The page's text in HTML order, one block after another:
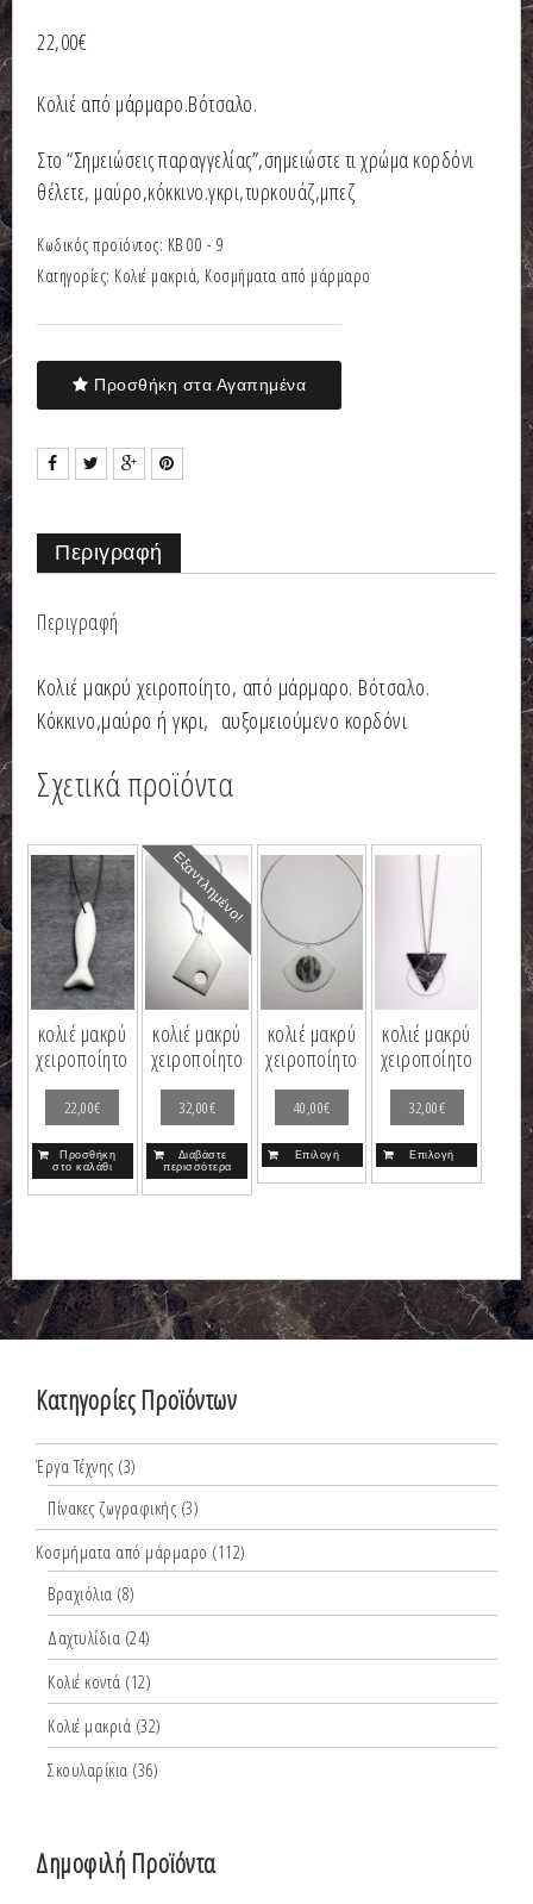
22,00€
Κολιέ από μάρμαρο.Βότσαλο.
Στο “Σημειώσεις παραγγελίας”,σημειώστε τι χρώμα κορδόνι
θέλετε, μαύρο,κόκκινο.γκρι,τυρκουάζ,μπεζ
Κωδικός προϊόντος: ΚΒ 00 - 9
Κατηγορίες: Κολιέ μακριά, Κοσμήματα από μάρμαρο
Προσθήκη στα Αγαπημένα
Περιγραφή
Περιγραφή
Κολιέ μακρύ χειροποίητο, από μάρμαρο. Βότσαλο.
Κόκκινο,μαύρο ή γκρι, αυξομειούμενο κορδόνι
Σχετικά προϊόντα
κολιέ μακρύ
χειροποίητο
22,00€
Προσθήκη
στο καλάθι
Εξαντλημένο!
κολιέ μακρύ
χειροποίητο
32,00€
Διαβάστε
περισσότερα
κολιέ μακρύ
χειροποίητο
40,00€
Επιλογή
κολιέ μακρύ
χειροποίητο
32,00€
Επιλογή
Κατηγορίες Προϊόντων
Έργα Τέχνης (3)
Πίνακες ζωγραφικής (3)
Κοσμήματα από μάρμαρο (112)
Βραχιόλια (8)
Δαχτυλίδια (24)
Κολιέ κοντά (12)
Κολιέ μακριά (32)
Σκουλαρίκια (36)
Δημοφιλή Προϊόντα